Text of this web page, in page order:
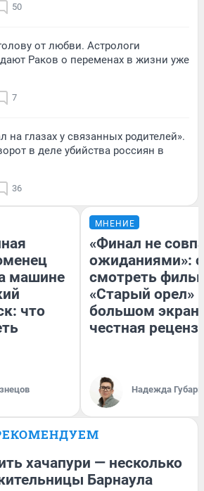
50
от любви. Астрологи
Раков о переменах в жизни уже
7
на глазах у связанных родителей».
в деле убийства россиян в
36
машине
что
МНЕНИЕ
«Финал не
ожиданиями»:
смотреть
«Старый орел»
большом
честная
Надежда Губарь
хачапури — несколько
Барнаула